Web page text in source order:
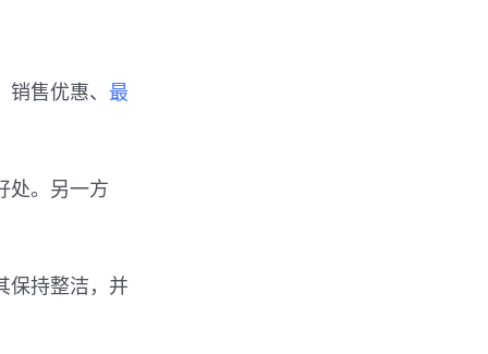
售优惠、 最
处。另一方
保持整洁，并